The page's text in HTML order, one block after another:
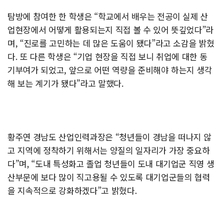
탐방에 참여한 한 학생은 “학교에서 배우는 전공이 실제 산
업현장에서 어떻게 활용되는지 직접 볼 수 있어 뜻깊었다”라
며, “진로를 고민하는 데 많은 도움이 됐다”라고 소감을 밝혔
다. 또 다른 학생은 “기업 현장을 직접 보니 취업에 대한 동
기부여가 되었고, 앞으로 어떤 역량을 준비해야 하는지 생각
해 보는 계기가 됐다”라고 말했다.
황주연 경남도 산업인력과장은 “청년들이 경남을 떠나지 않
고 지역에 정착하기 위해서는 양질의 일자리가 가장 중요하
다”며, “도내 특성화고 졸업 청년들이 도내 대기업군 직영 생
산부문에 보다 많이 직고용될 수 있도록 대기업군들의 협력
을 지속적으로 강화하겠다”고 밝혔다.